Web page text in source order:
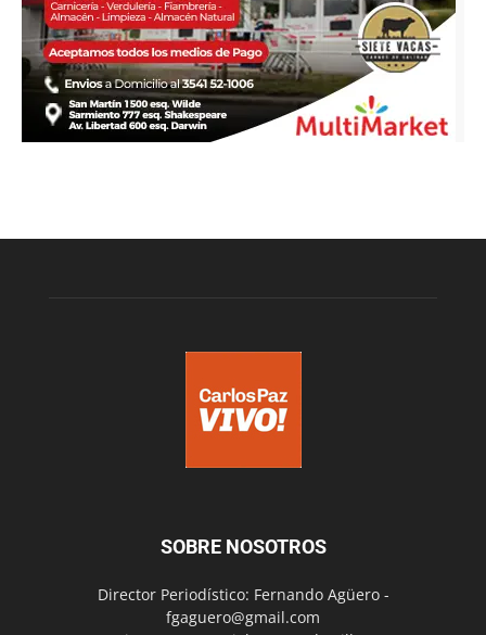
SOBRE NOSOTROS
Director Periodístico: Fernando Agüero -
fgaguero@gmail.com